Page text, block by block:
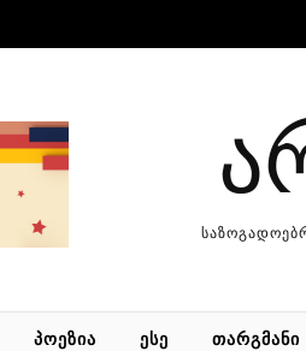
ᲞᲝᲔᲖᲘᲐ ᲔᲡᲔ ᲗᲐᲠᲒᲛᲐᲜᲘ